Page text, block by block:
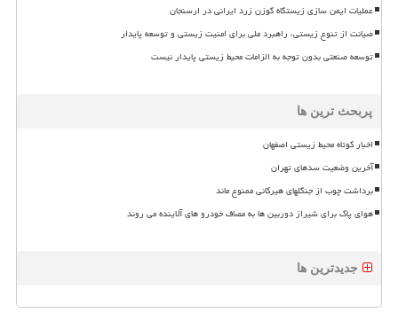
عملیات ایمن سازی زیستگاه گوزن زرد ایرانی در ارسنجان
صیانت از تنوع زیستی، راهبرد ملی برای امنیت زیستی و توسعه پایدار
توسعه صنعتی بدون توجه به الزامات محیط زیستی پایدار نیست
پربحث ترین ها
اخبار کوتاه محیط زیستی اصفهان
آخرین وضعیت سدهای تهران
برداشت چوب از جنگلهای هیرکانی ممنوع ماند
هوای پاک برای شیراز دوربین ها به مصاف خودرو های آلاینده می روند
جدیدترین ها